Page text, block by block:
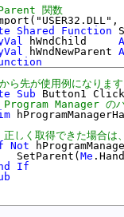
る
する
関数
Shared Function
hWndChild
hWndNewParent
ら先が使用例になります
Sub
Manager のハ
しく取得できた場合は
Not
SetParent(
Me
If